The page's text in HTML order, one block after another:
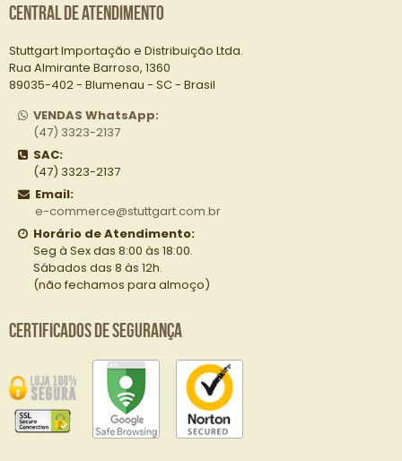
Central de Atendimento
Stuttgart Importação e Distribuição Ltda.
Rua Almirante Barroso, 1360
89035-402 - Blumenau - SC - Brasil
VENDAS WhatsApp:
(47) 3323-2137
SAC:
(47) 3323-2137
Email:
e-commerce@stuttgart.com.br
Horário de Atendimento:
Seg à Sex das 8:00 às 18:00.
Sábados das 8 às 12h.
(não fechamos para almoço)
Certificados de Segurança